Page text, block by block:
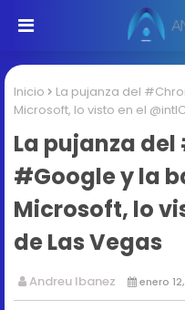
Inicio
La pujanza del
Microsoft, lo visto en el
La pujanza
#Google y la
Microsoft, lo
de Las Vegas
Andreu Ibanez enero